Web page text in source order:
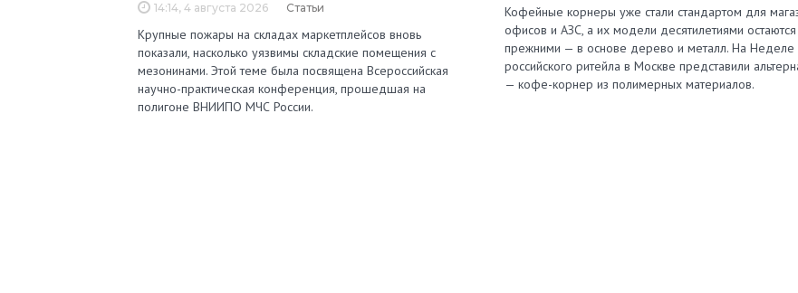
14:14, 4 августа 2026 Статьи
Крупные пожары на складах маркетплейсов вновь
показали, насколько уязвимы складские помещения с
мезонинами. Этой теме была посвящена Всероссийская
научно-практическая конференция, прошедшая на
полигоне ВНИИПО МЧС России.
Кофейные корнеры уже стали стандартом для
офисов и АЗС, а их модели десятилетиями остаются
прежними — в основе дерево и металл. На Неделе
российского ритейла в Москве представили
— кофе-корнер из полимерных материалов.